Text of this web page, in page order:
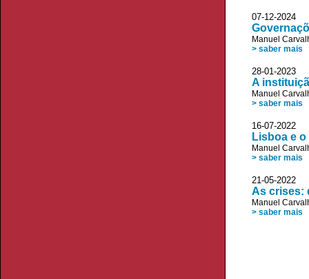
07-12-2024
Manuel
> saber mais
28-01-2023
A
Manuel
> saber mais
16-07-2022
Lisboa e
Manuel
> saber mais
21-05-2022
As crises:
Manuel
> saber mais